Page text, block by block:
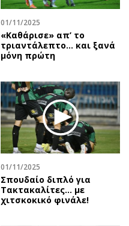
Αναδρομές
Πρόσωπα
Περιβάλλον
Good Life
Showbiz
Ταξίδια
Συνταγές
Έξοδος
Εκπομπές
Wine routes
01/11/2025
«Καθάρισε» απ’ το
τριαντάλεπτο… και ξανά
μόνη πρώτη
01/11/2025
Σπουδαίο διπλό για
Τακτακαλίτες… με
χιτσκοκικό φινάλε!